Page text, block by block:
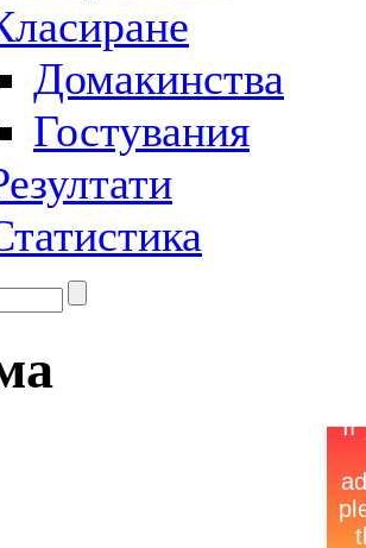
Домакинства
Гостувания